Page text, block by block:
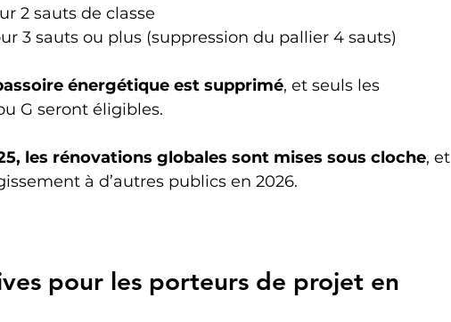
2 sauts de classe
3 sauts ou plus (suppression du pallier 4 sauts)
énergétique est supprimé, et seuls les
G seront éligibles.
les rénovations globales sont mises sous cloche, et
à d’autres publics en 2026.
pour les porteurs de projet en